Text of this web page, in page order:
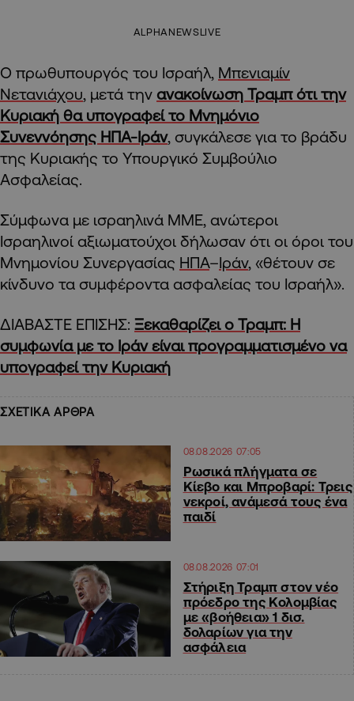
ALPHANEWSLIVE
Ο πρωθυπουργός του Ισραήλ, Μπενιαμίν
Νετανιάχου, μετά την ανακοίνωση Τραμπ ότι την
Κυριακή θα υπογραφεί το Μνημόνιο
Συνεννόησης ΗΠΑ-Ιράν, συγκάλεσε για το βράδυ
της Κυριακής το Υπουργικό Συμβούλιο
Ασφαλείας.
Σύμφωνα με ισραηλινά ΜΜΕ, ανώτεροι
Ισραηλινοί αξιωματούχοι δήλωσαν ότι οι όροι του
Μνημονίου Συνεργασίας ΗΠΑ–Ιράν, «θέτουν σε
κίνδυνο τα συμφέροντα ασφαλείας του Ισραήλ».
ΔΙΑΒΑΣΤΕ ΕΠΙΣΗΣ: Ξεκαθαρίζει ο Τραμπ: Η
συμφωνία με το Ιράν είναι προγραμματισμένο να
υπογραφεί την Κυριακή
ΣΧΕΤΙΚΑ ΑΡΘΡΑ
08.08.2026 07:05
Ρωσικά πλήγματα σε
Κίεβο και Μπροβαρί: Τρεις
νεκροί, ανάμεσά τους ένα
παιδί
08.08.2026 07:01
Στήριξη Τραμπ στον νέο
πρόεδρο της Κολομβίας
με «βοήθεια» 1 δισ.
δολαρίων για την
ασφάλεια